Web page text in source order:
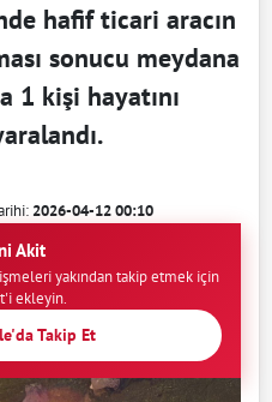
hafif ticari aracın
sonucu meydana
1 kişi hayatını
2026-04-12 00:10
Akit
yakından takip etmek için
ekleyin.
Takip Et